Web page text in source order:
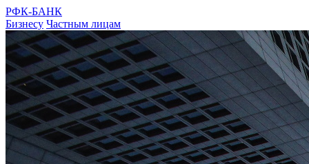
РФК-БАНК
Бизнесу Частным лицам